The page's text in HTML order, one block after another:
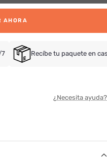
AHORA
7 Recíbe tu paquete en
¿Necesita ayuda?